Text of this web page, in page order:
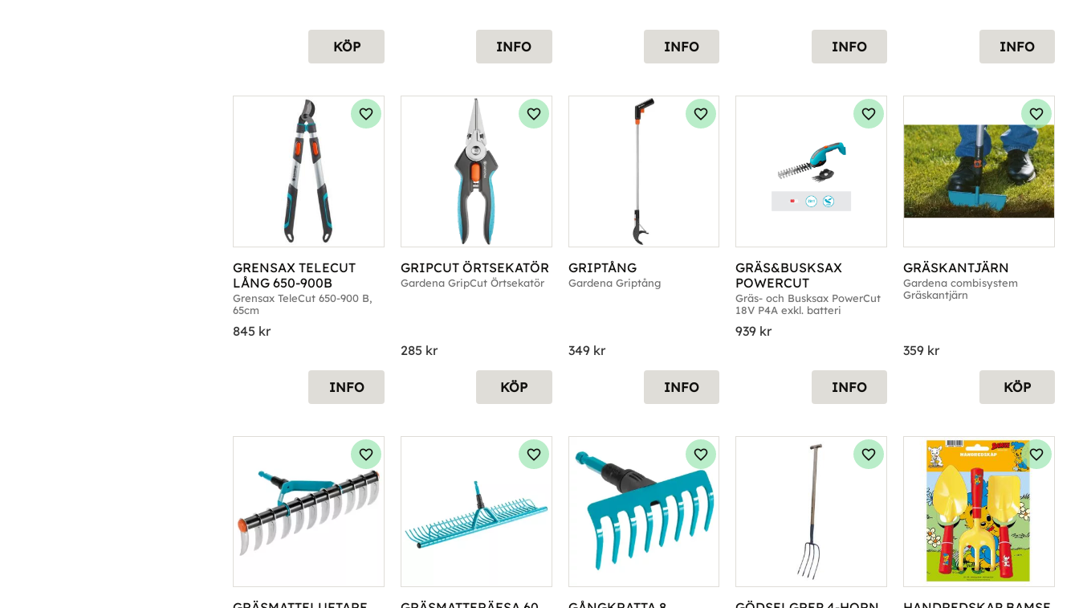
KÖP INFO INFO INFO INFO
GRENSAX TELECUT
LÅNG 650-900B
Grensax TeleCut 650-900 B,
65cm
845 kr
Lägg till i favoriter
INFO
GRIPCUT ÖRTSEKATÖR
Gardena GripCut Örtsekatör
285 kr
Lägg till i favoriter
KÖP
GRIPTÅNG
Gardena Griptång
349kr
Lägg till i favoriter
INFO
GRÄS&BUSKSAX
POWERCUT
Gräs- och Busksax PowerCut
18V P4A exkl. batteri
939 kr
Lägg till i favoriter
INFO
GRÄSKANTJÄRN
Gardena combisystem
Gräskantjärn
359 kr
Lägg
KÖP
Lägg till i favoriter Lägg till i favoriter Lägg till i favoriter Lägg till i favoriter Lägg